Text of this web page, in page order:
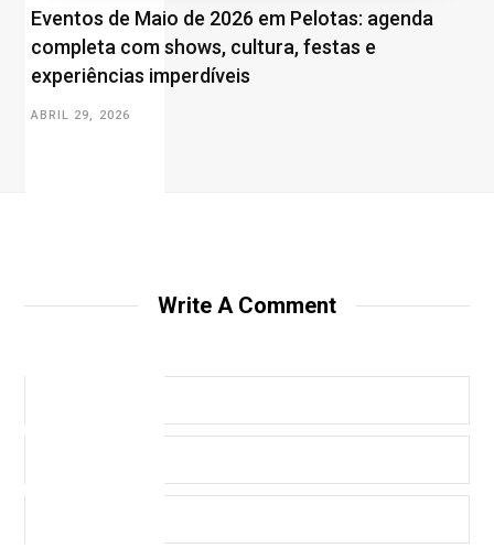
Eventos de Maio de 2026 em Pelotas: agenda
completa com shows, cultura, festas e
experiências imperdíveis
ABRIL 29, 2026
Write A Comment